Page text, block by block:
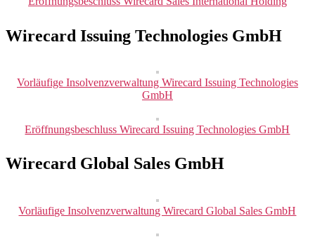
Wirecard Issuing Technologies GmbH
Vorläufige Insolvenzverwaltung Wirecard Issuing Technologies
GmbH
Eröffnungsbeschluss Wirecard Issuing Technologies GmbH
Wirecard Global Sales GmbH
Vorläufige Insolvenzverwaltung Wirecard Global Sales GmbH